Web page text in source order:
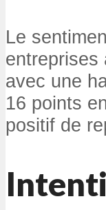
Le
entreprises
avec une
16 points
positif de